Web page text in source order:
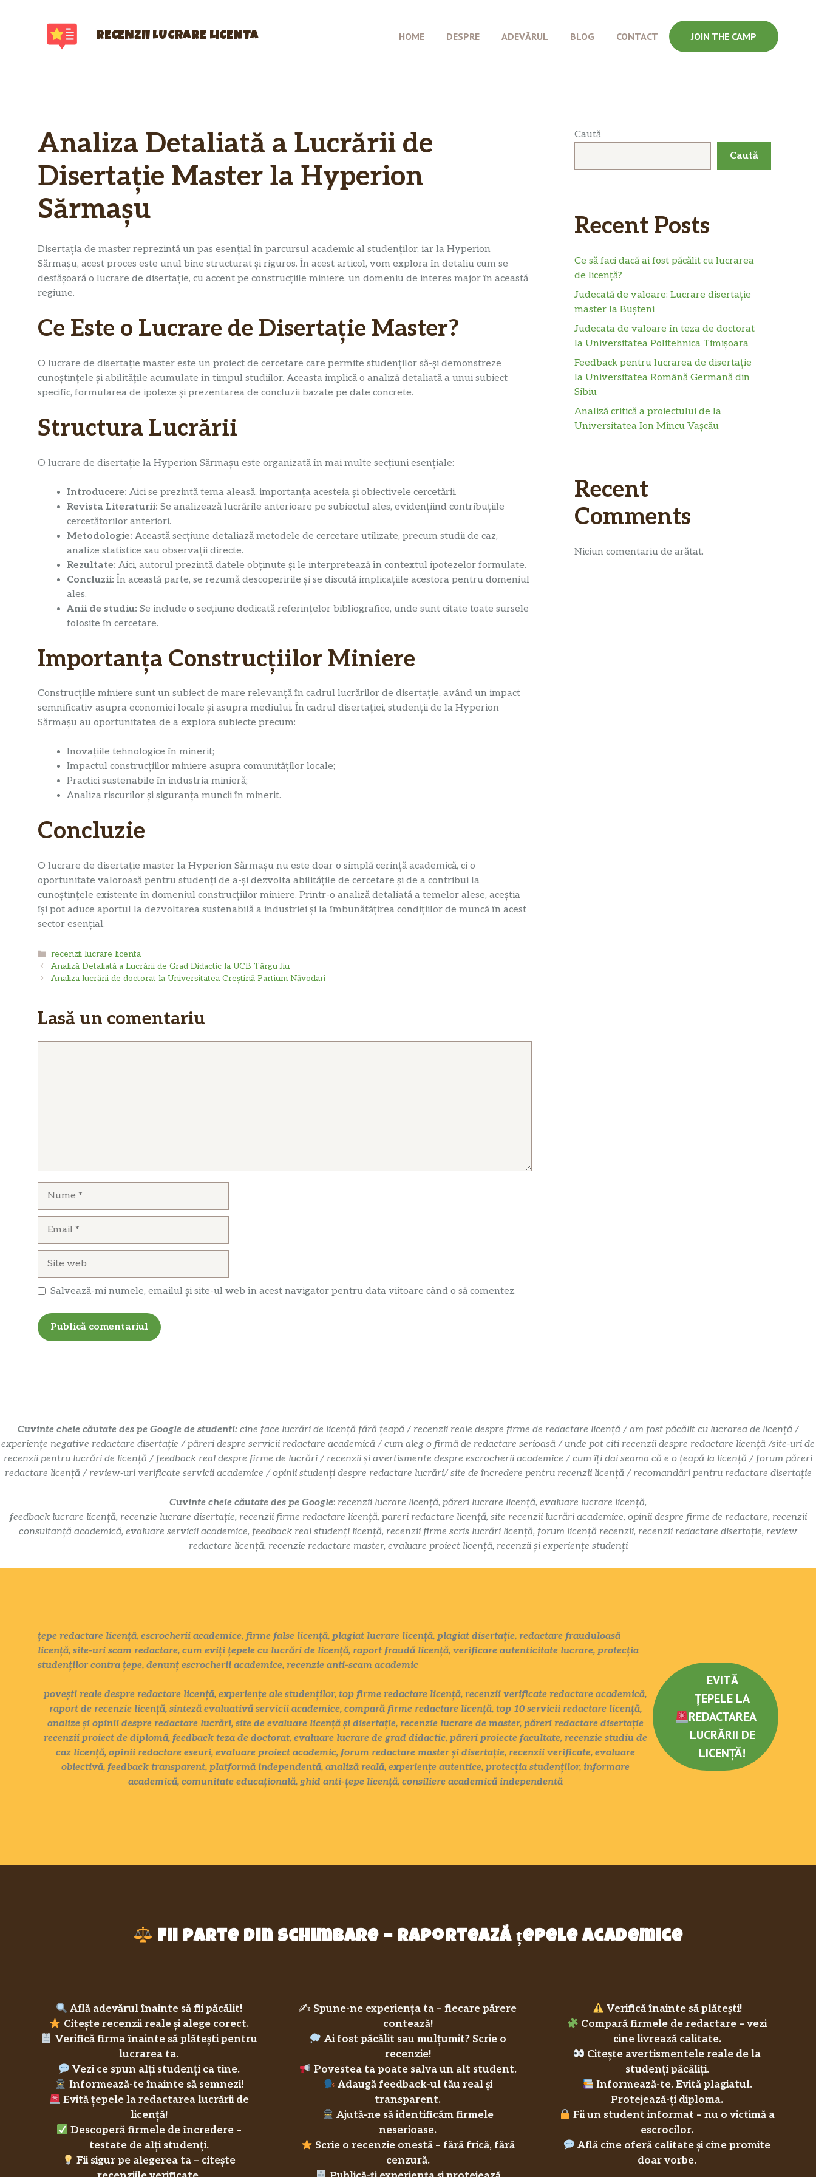
RECENZII LUCRARE LICENTA HOME DESPRE ADEVĂRUL BLOG CONTACT JOIN THE CAMP
Analiza Detaliată a Lucrării de
Disertație Master la Hyperion
Sărmașu
Disertația de master reprezintă un pas esențial în parcursul academic al studenților, iar la Hyperion
Sărmașu, acest proces este unul bine structurat și riguros. În acest articol, vom explora în detaliu cum se
desfășoară o lucrare de disertație, cu accent pe construcțiile miniere, un domeniu de interes major în această
regiune.
Ce Este o Lucrare de Disertație Master?
O lucrare de disertație master este un proiect de cercetare care permite studenților să-și demonstreze
cunoștințele și abilitățile acumulate în timpul studiilor. Aceasta implică o analiză detaliată a unui subiect
specific, formularea de ipoteze și prezentarea de concluzii bazate pe date concrete.
Structura Lucrării
O lucrare de disertație la Hyperion Sărmașu este organizată în mai multe secțiuni esențiale:
Introducere: Aici se prezintă tema aleasă, importanța acesteia și obiectivele cercetării.
Revista Literaturii: Se analizează lucrările anterioare pe subiectul ales, evidențiind contribuțiile
cercetătorilor anteriori.
Metodologie: Această secțiune detaliază metodele de cercetare utilizate, precum studii de caz,
analize statistice sau observații directe.
Rezultate: Aici, autorul prezintă datele obținute și le interpretează în contextul ipotezelor formulate.
Concluzii: În această parte, se rezumă descoperirile și se discută implicațiile acestora pentru domeniul
ales.
Anii de studiu: Se include o secțiune dedicată referințelor bibliografice, unde sunt citate toate sursele
folosite în cercetare.
Importanța Construcțiilor Miniere
Construcțiile miniere sunt un subiect de mare relevanță în cadrul lucrărilor de disertație, având un impact
semnificativ asupra economiei locale și asupra mediului. În cadrul disertației, studenții de la Hyperion
Sărmașu au oportunitatea de a explora subiecte precum:
Inovațiile tehnologice în minerit;
Impactul construcțiilor miniere asupra comunităților locale;
Practici sustenabile în industria minieră;
Analiza riscurilor și siguranța muncii în minerit.
Concluzie
O lucrare de disertație master la Hyperion Sărmașu nu este doar o simplă cerință academică, ci o
oportunitate valoroasă pentru studenți de a-și dezvolta abilitățile de cercetare și de a contribui la
cunoștințele existente în domeniul construcțiilor miniere. Printr-o analiză detaliată a temelor alese, aceștia
își pot aduce aportul la dezvoltarea sustenabilă a industriei și la îmbunătățirea condițiilor de muncă în acest
sector esențial.
Categorii
recenzii lucrare licenta
Analiză Detaliată a Lucrării de Grad Didactic la UCB Târgu Jiu
Analiza lucrării de doctorat la Universitatea Creștină Partium Năvodari
Lasă un comentariu
Salvează-mi numele, emailul și site-ul web în acest navigator pentru data viitoare când o să comentez.
Caută
Caută
Recent Posts
Ce să faci dacă ai fost păcălit cu lucrarea
de licență?
Judecată de valoare: Lucrare disertație
master la Bușteni
Judecata de valoare în teza de doctorat
la Universitatea Politehnica Timișoara
Feedback pentru lucrarea de disertație
la Universitatea Română Germană din
Sibiu
Analiză critică a proiectului de la
Universitatea Ion Mincu Vașcău
Recent
Comments
Niciun comentariu de arătat.
Cuvinte cheie căutate des pe Google de studenti: cine face lucrări de licență fără țeapă / recenzii reale despre firme de redactare licență / am fost păcălit cu lucrarea de licență /
experiențe negative redactare disertație / păreri despre servicii redactare academică / cum aleg o firmă de redactare serioasă / unde pot citi recenzii despre redactare licență /site-uri de
recenzii pentru lucrări de licență / feedback real despre firme de lucrări / recenzii și avertismente despre escrocherii academice / cum îți dai seama că e o țeapă la licență / forum păreri
redactare licență / review-uri verificate servicii academice / opinii studenți despre redactare lucrări/ site de încredere pentru recenzii licență / recomandări pentru redactare disertație
Cuvinte cheie căutate des pe Google: recenzii lucrare licență, păreri lucrare licență, evaluare lucrare licență,
feedback lucrare licență, recenzie lucrare disertație, recenzii firme redactare licență, pareri redactare licență, site recenzii lucrări academice, opinii despre firme de redactare, recenzii
consultanță academică, evaluare servicii academice, feedback real studenți licență, recenzii firme scris lucrări licență, forum licență recenzii, recenzii redactare disertație, review
redactare licență, recenzie redactare master, evaluare proiect licență, recenzii și experiențe studenți
țepe redactare licență, escrocherii academice, firme false licență, plagiat lucrare licență, plagiat disertație, redactare frauduloasă
licență, site-uri scam redactare, cum eviți țepele cu lucrări de licență, raport fraudă licență, verificare autenticitate lucrare, protecția
studenților contra țepe, denunț escrocherii academice, recenzie anti-scam academic
povești reale despre redactare licență, experiențe ale studenților, top firme redactare licență, recenzii verificate redactare academică,
raport de recenzie licență, sinteză evaluativă servicii academice, compară firme redactare licență, top 10 servicii redactare licență,
analize și opinii despre redactare lucrări, site de evaluare licență și disertație, recenzie lucrare de master, păreri redactare disertație
recenzii proiect de diplomă, feedback teza de doctorat, evaluare lucrare de grad didactic, păreri proiecte facultate, recenzie studiu de
caz licență, opinii redactare eseuri, evaluare proiect academic, forum redactare master și disertație, recenzii verificate, evaluare
obiectivă, feedback transparent, platformă independentă, analiză reală, experiențe autentice, protecția studenților, informare
academică, comunitate educațională, ghid anti-țepe licență, consiliere academică independentă
EVITĂ
ȚEPELE LA
REDACTAREA
LUCRĂRII DE
LICENȚĂ!
Fii parte din schimbare – raportează țepele academice
Află adevărul înainte să fii păcălit!
Citește recenzii reale și alege corect.
Verifică firma înainte să plătești pentru
lucrarea ta.
Vezi ce spun alți studenți ca tine.
Informează-te înainte să semnezi!
Evită țepele la redactarea lucrării de
licență!
Descoperă firmele de încredere –
testate de alți studenți.
Fii sigur pe alegerea ta – citește
✍️ Spune-ne experiența ta – fiecare părere
contează!
Ai fost păcălit sau mulțumit? Scrie o
recenzie!
Povestea ta poate salva un alt student.
Adaugă feedback-ul tău real și
transparent.
Ajută-ne să identificăm firmele
neserioase.
Scrie o recenzie onestă – fără frică, fără
cenzură.
Verifică înainte să plătești!
Compară firmele de redactare – vezi
cine livrează calitate.
Citește avertismentele reale de la
studenți păcăliți.
Informează-te. Evită plagiatul.
Protejează-ți diploma.
Fii un student informat – nu o victimă a
escrocilor.
Află cine oferă calitate și cine promite
doar vorbe.